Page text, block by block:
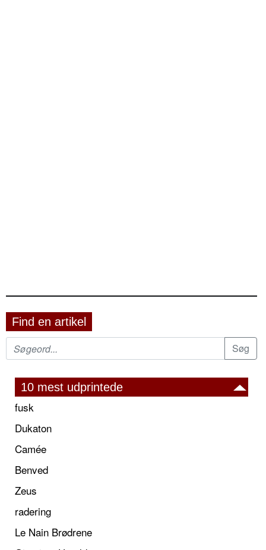
Find en artikel
10 mest udprintede
fusk
Dukaton
Camée
Benved
Zeus
radering
Le Nain Brødrene